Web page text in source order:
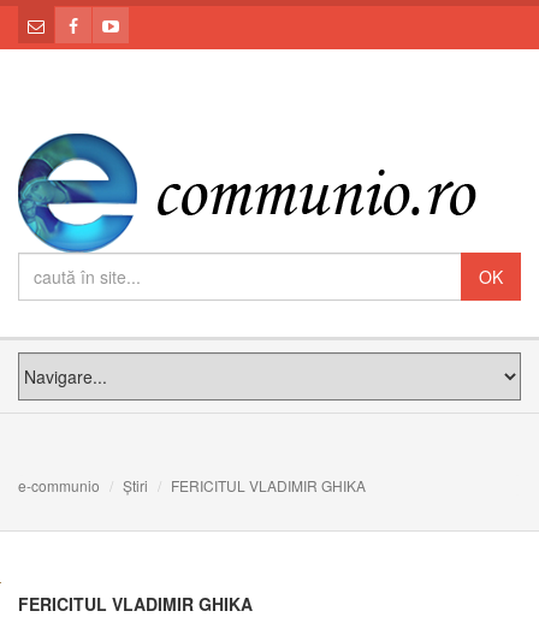
e-communio Știri FERICITUL VLADIMIR GHIKA
FERICITUL VLADIMIR GHIKA